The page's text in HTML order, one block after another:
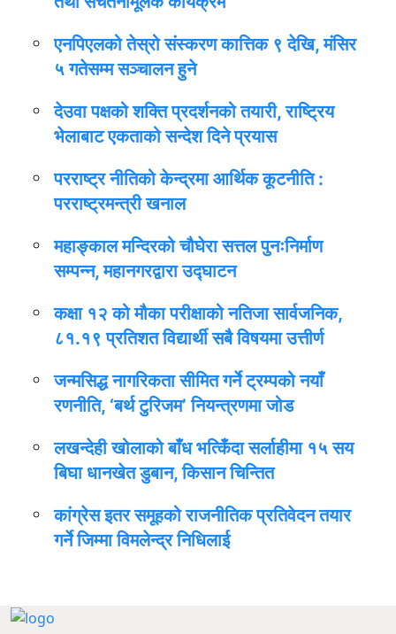
एनपिएलको तेस्रो संस्करण कात्तिक ९ देखि, मंसिर
५ गतेसम्म सञ्चालन हुने
देउवा पक्षको शक्ति प्रदर्शनको तयारी, राष्ट्रिय
भेलाबाट एकताको सन्देश दिने प्रयास
परराष्ट्र नीतिको केन्द्रमा आर्थिक कूटनीति :
परराष्ट्रमन्त्री खनाल
महाङ्काल मन्दिरको चौघेरा सत्तल पुनःनिर्माण
सम्पन्न, महानगरद्वारा उद्घाटन
कक्षा १२ को मौका परीक्षाको नतिजा सार्वजनिक,
८१.१९ प्रतिशत विद्यार्थी सबै विषयमा उत्तीर्ण
जन्मसिद्ध नागरिकता सीमित गर्ने ट्रम्पको नयाँ
रणनीति, ‘बर्थ टुरिजम’ नियन्त्रणमा जोड
लखन्देही खोलाको बाँध भत्किँदा सर्लाहीमा १५ सय
बिघा धानखेत डुबान, किसान चिन्तित
कांग्रेस इतर समूहको राजनीतिक प्रतिवेदन तयार
गर्ने जिम्मा विमलेन्द्र निधिलाई